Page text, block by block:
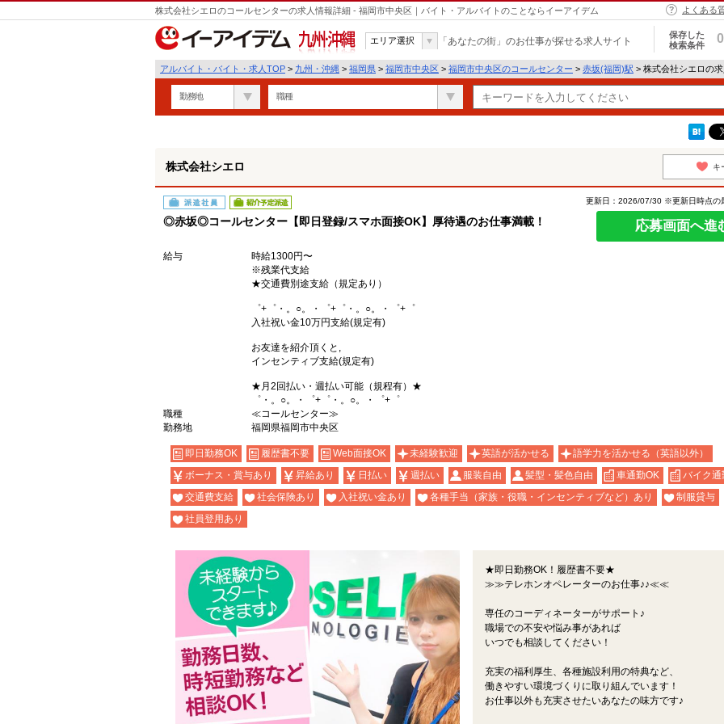
株式会社シエロのコールセンターの求人情報詳細 - 福岡市中央区｜バイト・アルバイトのことならイーアイデム よくある
九州・沖縄
エリア選択 「あなたの街」のお仕事が探せる求人サイト
保存した
検索条件
0
アルバイト・バイト・求人TOP > 九州・沖縄 > 福岡県 > 福岡市中央区 > 福岡市中央区のコールセンター > 赤坂(福岡)駅 > 株式会社シエロの
勤務地 職種
遣
株式会社シエロ キ
派遣社員 紹介予定派遣
◎赤坂◎コールセンター【即日登録/スマホ面接OK】厚待遇のお仕事満載！
更新日：2026/07/30 ※更新日時点の
応募画面へ進
給与
時給1300円〜
※残業代支給
★交通費別途支給（規定あり）
゜+゜・。○。・゜+゜・。○。・゜+゜
入社祝い金10万円支給(規定有)
お友達を紹介頂くと,
インセンティブ支給(規定有)
★月2回払い・週払い可能（規程有）★
゜・。○。・゜+゜・。○。・゜+゜
職種
≪コールセンター≫
勤務地
福岡県福岡市中央区
即日勤務OK 履歴書不要 Web面接OK 未経験歓迎 英語が活かせる
語学力を活かせる（英語以外）
ボーナス・賞与あり
昇給あり 日払い 週払い 服装自由 髪型・髪色自由 車通勤OK
バイク通
交通費支給
社会保険あり 入社祝い金あり 各種手当（家族・役職・インセンティブなど）あり
制服貸与
社員登用あり
★即日勤務OK！履歴書不要★
≫≫テレホンオペレーターのお仕事♪♪≪≪
専任のコーディネーターがサポート♪
職場での不安や悩み事があれば
いつでも相談してください！
充実の福利厚生、各種施設利用の特典など、
働きやすい環境づくりに取り組んでいます！
お仕事以外も充実させたいあなたの味方です♪